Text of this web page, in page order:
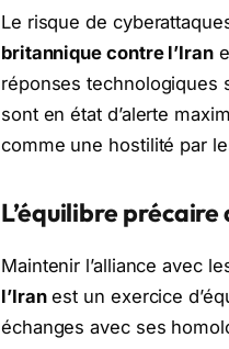
Le risque de
britannique contre l’Iran
réponses technologiques
sont en état d’alerte
comme une hostilité par
L’équilibre
Maintenir l’alliance avec
l’Iranest un exercice
échanges avec ses